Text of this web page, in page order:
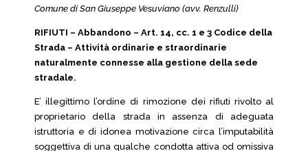
Comune di San Giuseppe Vesuviano (avv. Renzulli)
RIFIUTI – Abbandono – Art. 14, cc. 1 e 3 Codice della
Strada – Attività ordinarie e straordinarie
naturalmente connesse alla gestione della sede
stradale.
E’ illegittimo l’ordine di rimozione dei rifiuti rivolto al
proprietario della strada in assenza di adeguata
istruttoria e di idonea motivazione circa l’imputabilità
soggettiva di una qualche condotta attiva od omissiva